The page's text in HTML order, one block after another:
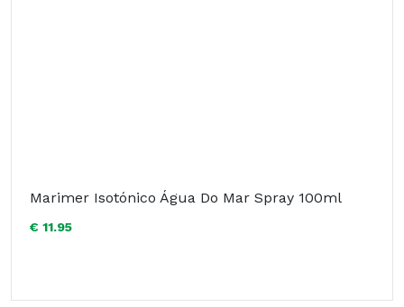
Marimer Isotónico Água Do Mar Spray 100ml
€ 11.95